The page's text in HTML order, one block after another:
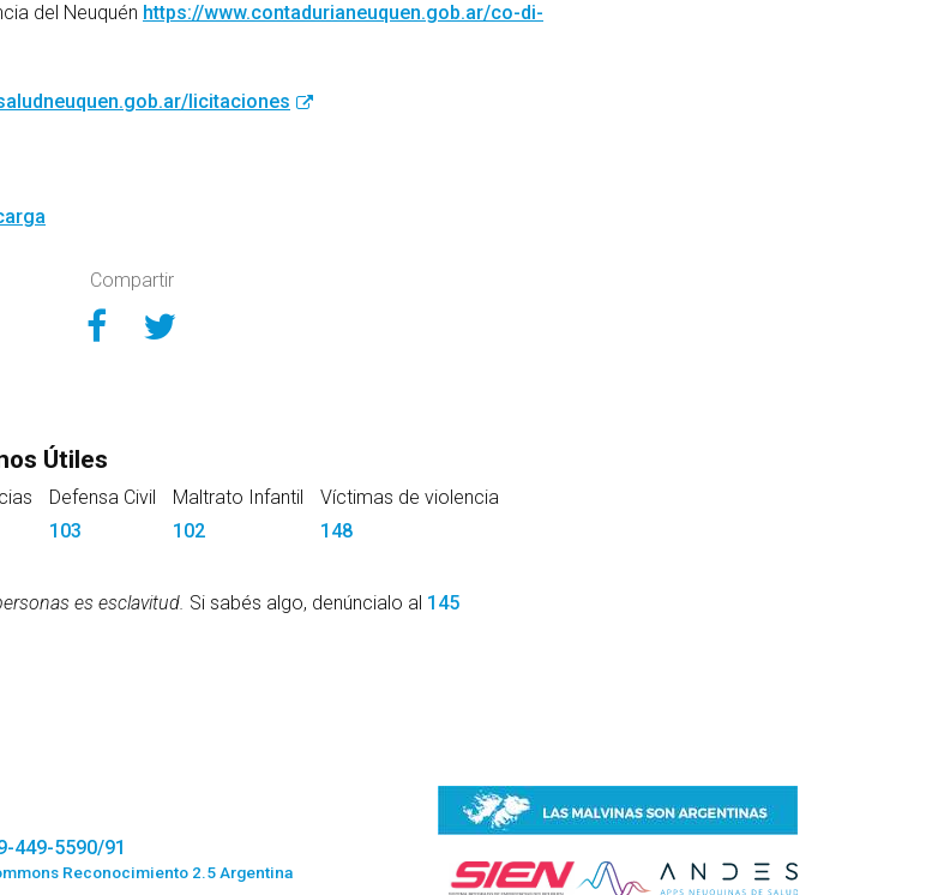
del Neuquén https://www.contadurianeuquen.gob.ar/co-di-
licitaciones
Compartir
Compartir en Facebook
Compartir en Twitter
Útiles
Defensa Civil
103
Maltrato Infantil
102
Víctimas de violencia
148
es esclavitud. Si sabés algo, denúncialo al 145
449-5590/91
Reconocimiento 2.5 Argentina